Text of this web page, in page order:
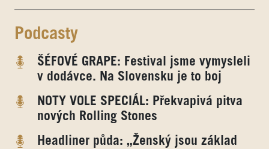
Podcasty
ŠÉFOVÉ GRAPE: Festival jsme vymysleli
v dodávce. Na Slovensku je to boj
NOTY VOLE SPECIÁL: Překvapivá pitva
nových Rolling Stones
Headliner půda: „Ženský jsou základ